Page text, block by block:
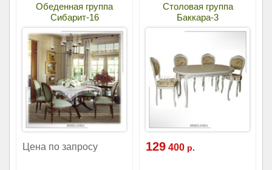
Обеденная группа
Сибарит-16
Цена по запросу
Столовая группа
Баккара-3
129 400 р.